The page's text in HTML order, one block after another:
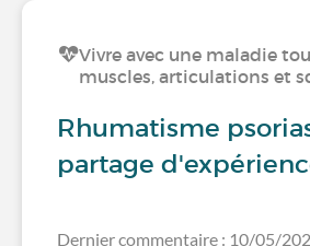
Vivre avec une maladie
muscles, articulations et
Rhumatisme
partage
Dernier commentaire : 10/05/